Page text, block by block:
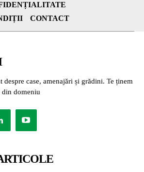
CONTACT
despre case, amenajări și grădini. Te ținem
din domeniu